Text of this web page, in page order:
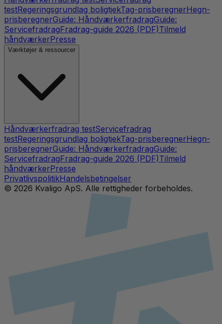
testRegeringsgrundlag boligtjekTag-prisberegnerHegn-
prisberegnerGuide: HåndværkerfradragGuide:
ServicefradragFradrag-guide 2026 (PDF)Tilmeld
håndværkerPresse
Værktøjer & ressourcer
Håndværkerfradrag testServicefradrag
testRegeringsgrundlag boligtjekTag-prisberegnerHegn-
prisberegnerGuide: HåndværkerfradragGuide:
ServicefradragFradrag-guide 2026 (PDF)Tilmeld
håndværkerPresse
PrivatlivspolitikHandelsbetingelser
© 2026 Kvaligo ApS. Alle rettigheder forbeholdes.